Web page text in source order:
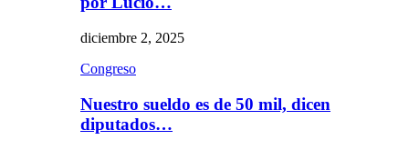
diciembre 2, 2025
Congreso
Nuestro sueldo es de 50 mil, dicen
diputados…